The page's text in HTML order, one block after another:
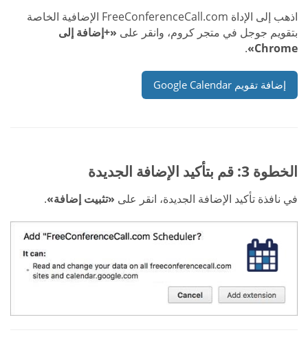
اذهب إلى الإداة FreeConferenceCall.com الإضافية الخاصة
بتقويم جوجل في متجر كروم، وانقر على «+إضافة إلى
Chrome»
.
إضافة تقويم Google Calendar
الخطوة 3: قم بتأكيد الإضافة الجديدة
في نافذة تأكيد الإضافة الجديدة، انقر على «تثبيت إضافة».